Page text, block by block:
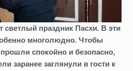
светлый праздник Пасхи. В эти
многолюдно. Чтобы
спокойно и безопасно,
заранее заглянули в гости к